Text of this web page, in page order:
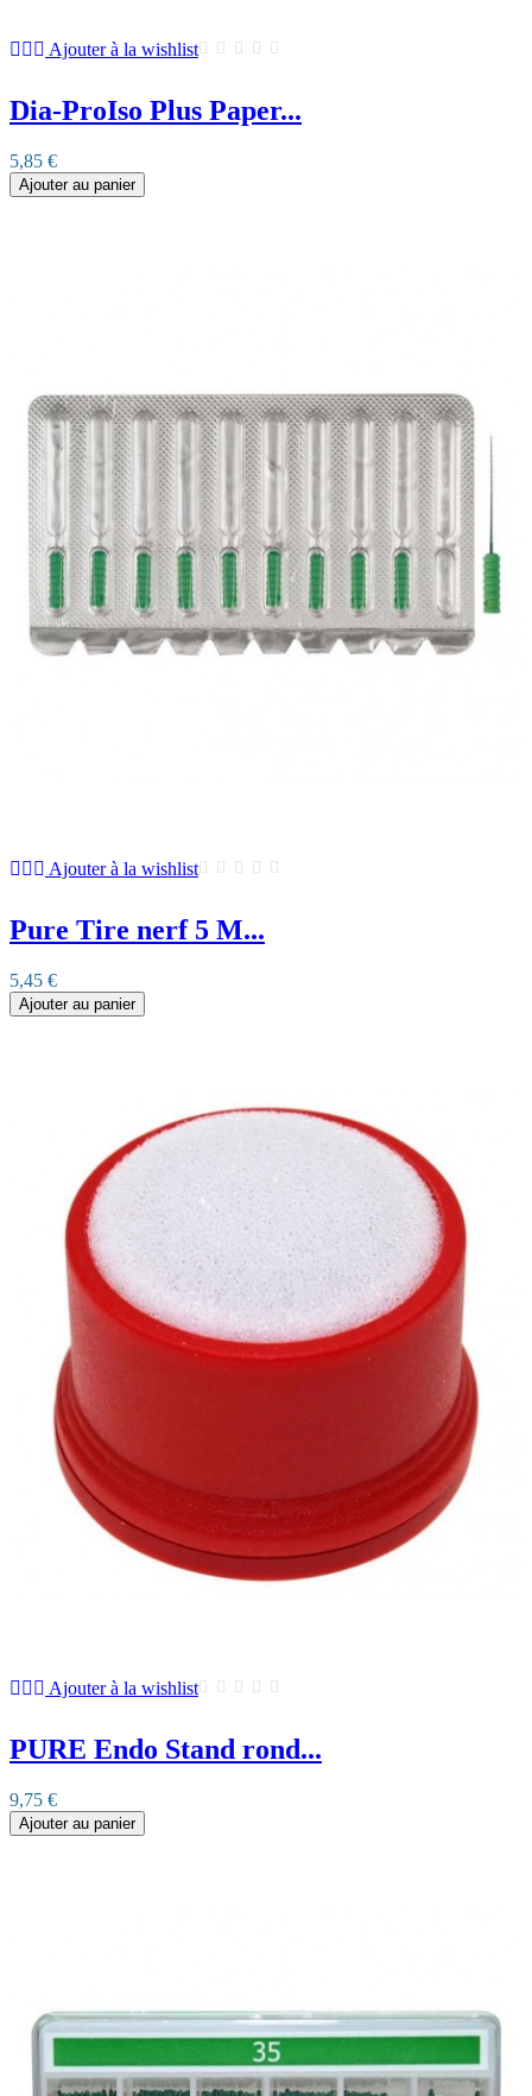
Ajouter à la wishlist
Dia-ProIso Plus Paper...
5,85 €
Ajouter au panier
Ajouter à la wishlist
Pure Tire nerf 5 M...
5,45 €
Ajouter au panier
Ajouter à la wishlist
PURE Endo Stand rond...
9,75 €
Ajouter au panier